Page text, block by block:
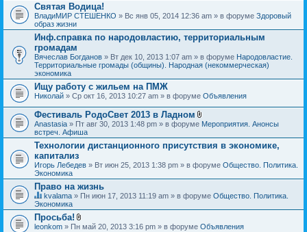
Святая Водица!
ВладиМИР СТЕШЕНКО » Вс янв 05, 2014 12:36 am » в форуме Здоровый
образ жизни
Инф.справка по народовластию, территориальным
громадам
Вячеслав Богданов » Вт дек 10, 2013 1:07 am » в форуме Народовластие.
Территориальные громады (общины). Народная (некоммерческая)
экономика
Ищу работу с жильем на ПМЖ
Николай » Ср окт 16, 2013 10:27 am » в форуме Объявления
Фестиваль РодоСвет 2013 в Ладном
В
о
ж
н
и
я
Anastasia » Пт авг 30, 2013 1:48 pm » в форуме Мероприятия. Анонсы
встреч. Афиша
Технологии дистанционного присутствия в экономике,
капитализ
Игорь Лебедев » Вт июн 25, 2013 1:38 pm » в форуме Общество. Политика.
Экономика
Право на жизнь
Д
а
н
н
kvalama » Пн июн 17, 2013 11:19 am » в форуме Общество. Политика.
Экономика
Просьба!
В
leonkom » Пн май 20, 2013 3:16 pm » в форуме Объявления